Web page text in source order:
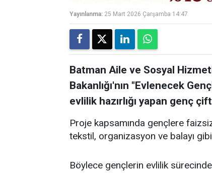
Yayınlanma: 25 Mart 2026 Çarşamba 14:47
Batman Aile ve Sosyal
Bakanlığı'nın "Evlenecek
evlilik hazırlığı yapan genç
Proje kapsamında gençlere
tekstil, organizasyon ve balayı
Böylece gençlerin evlilik